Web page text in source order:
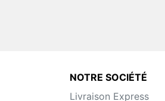
NOTRE SOCIÉTÉ
Livraison Express